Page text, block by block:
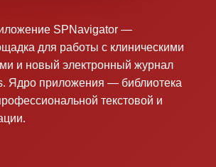
SPNavigator —
для работы с клиническими
и новый электронный журнал
Ядро приложения — библиотека
текстовой и